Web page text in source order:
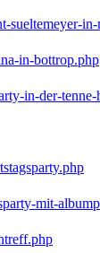
sueltemeyer-
in-bottrop.php
in-der-tenne-
mit-